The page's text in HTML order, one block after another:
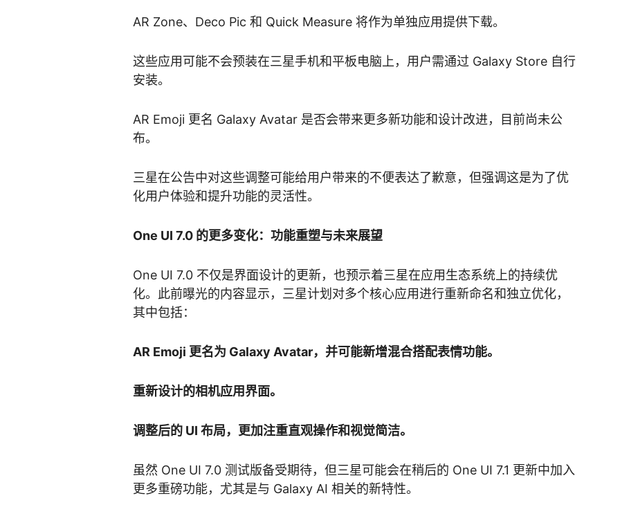
AR Zone、Deco Pic 和 Quick Measure 将作为单独应用提供下载。
这些应用可能不会预装在三星手机和平板电脑上，用户需通过 Galaxy Store 自行
安装。
AR Emoji 更名 Galaxy Avatar 是否会带来更多新功能和设计改进，目前尚未公
布。
三星在公告中对这些调整可能给用户带来的不便表达了歉意，但强调这是为了优
化用户体验和提升功能的灵活性。
One UI 7.0 的更多变化：功能重塑与未来展望
One UI 7.0 不仅是界面设计的更新，也预示着三星在应用生态系统上的持续优
化。此前曝光的内容显示，三星计划对多个核心应用进行重新命名和独立优化，
其中包括：
AR Emoji 更名为 Galaxy Avatar，并可能新增混合搭配表情功能。
重新设计的相机应用界面。
调整后的 UI 布局，更加注重直观操作和视觉简洁。
虽然 One UI 7.0 测试版备受期待，但三星可能会在稍后的 One UI 7.1 更新中加入
更多重磅功能，尤其是与 Galaxy AI 相关的新特性。